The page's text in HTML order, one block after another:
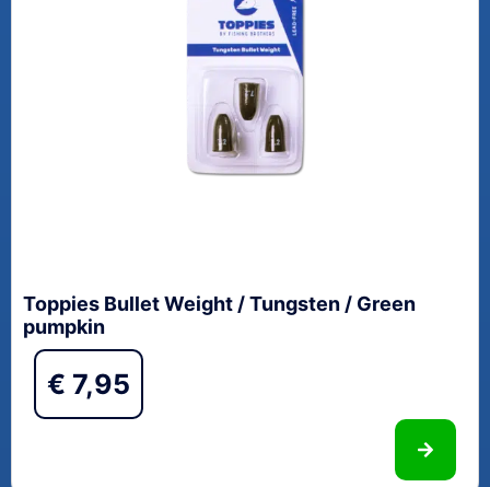
Toppies Bullet Weight / Tungsten / Green
pumpkin
€ 7,95